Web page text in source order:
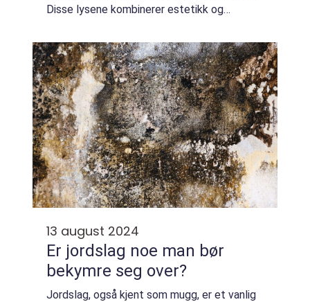
Disse lysene kombinerer estetikk og
et populært valg for ...
13 august 2024
Er jordslag noe man bør
bekymre seg over?
Jordslag, også kjent som mugg, er et vanlig